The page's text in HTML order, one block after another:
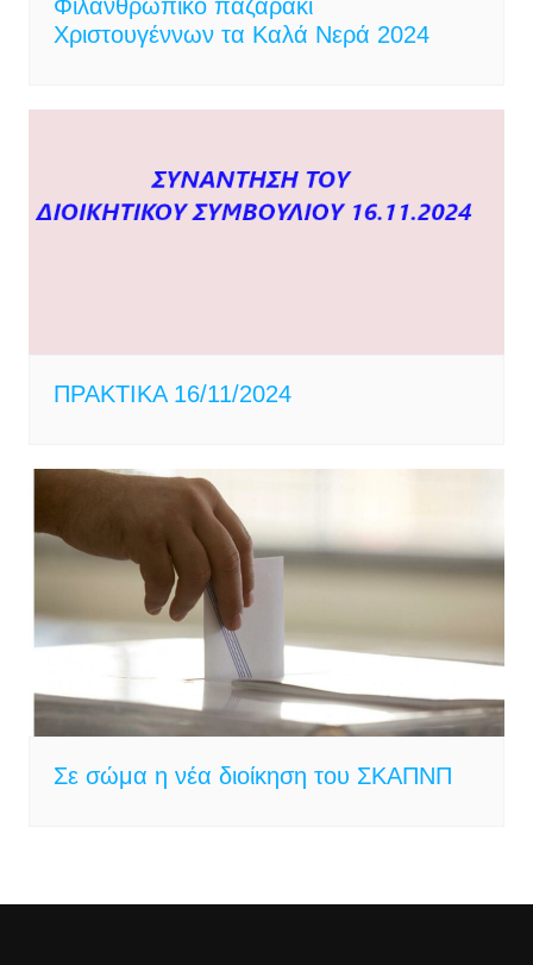
Φιλανθρωπικό παζαράκι
Χριστουγέννων τα Καλά Νερά 2024
ΠΡΑΚΤΙΚΑ 16/11/2024
Σε σώμα η νέα διοίκηση του ΣΚΑΠΝΠ